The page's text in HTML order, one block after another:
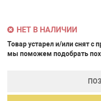
НЕТ В НАЛИЧИИ
Товар устарел и/или снят с
мы поможем подобрать